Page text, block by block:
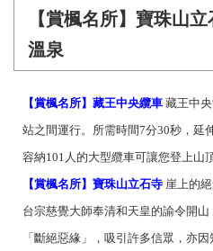
【賞楓名所】寶珠山
溫泉
【賞楓名所】藏王中央纜車 藏王中
站之間運行。所需時間7分30秒，延
容納101人的大型纜車可讓您登上山頂
【賞楓名所】寶珠山立石寺 崖上的
台宗慈覺大師奉清和天皇的諭令開
「斷絕惡緣」，吸引許多信眾，亦